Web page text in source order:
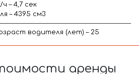
– 4,7 сек
– 4395 см3
водителя (лет) – 25
аренды